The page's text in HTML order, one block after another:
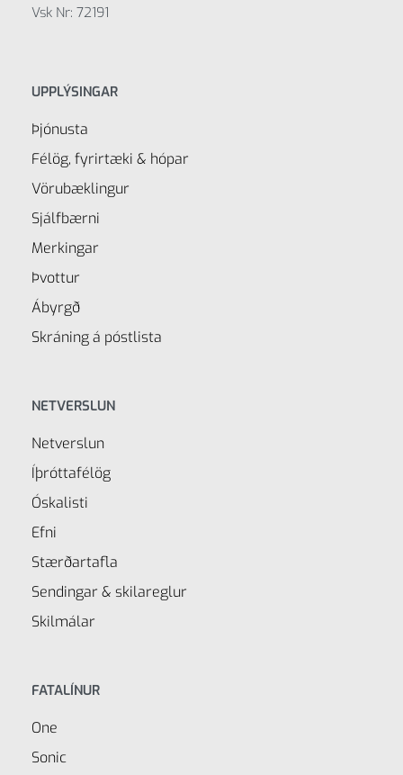
Vsk Nr: 72191
UPPLÝSINGAR
Þjónusta
Félög, fyrirtæki & hópar
Vörubæklingur
Sjálfbærni
Merkingar
Þvottur
Ábyrgð
Skráning á póstlista
NETVERSLUN
Netverslun
Íþróttafélög
Óskalisti
Efni
Stærðartafla
Sendingar & skilareglur
Skilmálar
FATALÍNUR
One
Sonic